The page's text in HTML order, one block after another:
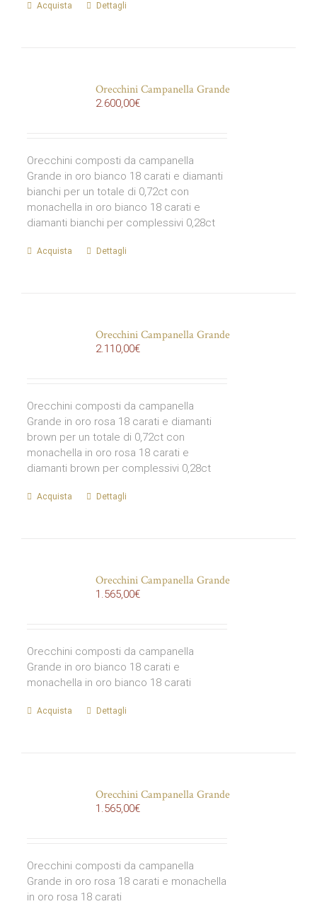
Acquista Dettagli
Orecchini Campanella Grande
2.600,00€
Orecchini composti da campanella
Grande in oro bianco 18 carati e diamanti
bianchi per un totale di 0,72ct con
monachella in oro bianco 18 carati e
diamanti bianchi per complessivi 0,28ct
Acquista Dettagli
Orecchini Campanella Grande
2.110,00€
Orecchini composti da campanella
Grande in oro rosa 18 carati e diamanti
brown per un totale di 0,72ct con
monachella in oro rosa 18 carati e
diamanti brown per complessivi 0,28ct
Acquista Dettagli
Orecchini Campanella Grande
1.565,00€
Orecchini composti da campanella
Grande in oro bianco 18 carati e
monachella in oro bianco 18 carati
Acquista Dettagli
Orecchini Campanella Grande
1.565,00€
Orecchini composti da campanella
Grande in oro rosa 18 carati e monachella
in oro rosa 18 carati